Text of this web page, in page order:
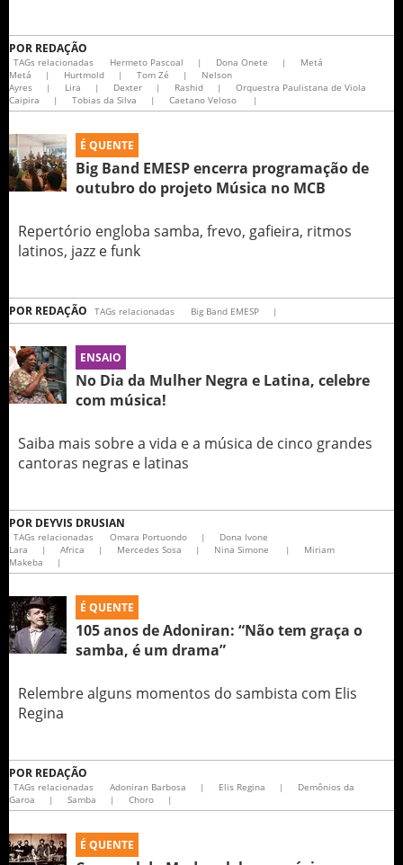
POR REDAÇÃO
TAGs relacionadas Hermeto Pascoal | Dona Onete |
Metá
Metá
| Hurtmold | Tom Zé |
Nelson
Ayres
| Lira | Dexter | Rashid |
Orquestra Paulistana de Viola
Caipira
| Tobias da Silva | Caetano Veloso |
É QUENTE
Big Band EMESP encerra programação de
outubro do projeto Música no MCB
Repertório engloba samba, frevo, gafieira, ritmos
latinos, jazz e funk
POR REDAÇÃO TAGs relacionadas Big Band EMESP |
ENSAIO
No Dia da Mulher Negra e Latina, celebre
com música!
Saiba mais sobre a vida e a música de cinco grandes
cantoras negras e latinas
POR DEYVIS DRUSIAN
TAGs relacionadas Omara Portuondo |
Dona Ivone
Lara
| Africa | Mercedes Sosa | Nina Simone |
Miriam
Makeba
|
É QUENTE
105 anos de Adoniran: “Não tem graça o
samba, é um drama”
Relembre alguns momentos do sambista com Elis
Regina
POR REDAÇÃO
TAGs relacionadas Adoniran Barbosa | Elis Regina |
Demônios da
Garoa
| Samba | Choro |
É QUENTE